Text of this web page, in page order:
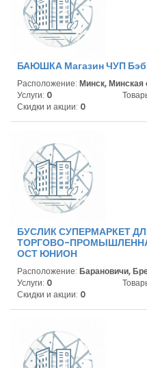
БАЮШКА Магазин ЧУП
Расположение: Минск, Минская
Услуги: 0
Скидки и акции: 0
БУСЛИК СУПЕРМАРКЕТ
ТОРГОВО-
ОСТ ЮНИОН
Расположение: Барановичи,
Услуги: 0
Скидки и акции: 0